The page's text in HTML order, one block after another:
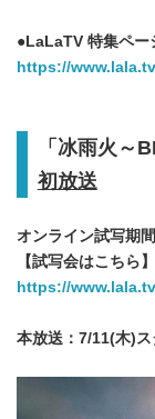
● LaLaTV 特集ペー
https://
「冰雨火～
初放送
オンライン試写期
【試写会はこちら】
https://
本放送：7/11(木)